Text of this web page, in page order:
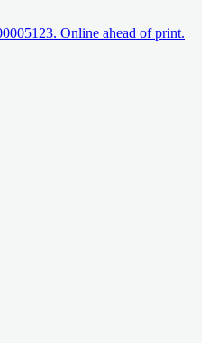
Online ahead of print.